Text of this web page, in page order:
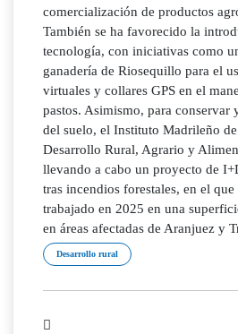
comercialización de productos
También se ha favorecido la
tecnología, con iniciativas como
ganadería de Riosequillo para el
virtuales y collares GPS en el
pastos. Asimismo, para conservar
del suelo, el Instituto Madrileño
Desarrollo Rural, Agrario y
llevando a cabo un proyecto de
tras incendios forestales, en el que
trabajado en 2025 en una
en áreas afectadas de Aranjuez y
Desarrollo rural